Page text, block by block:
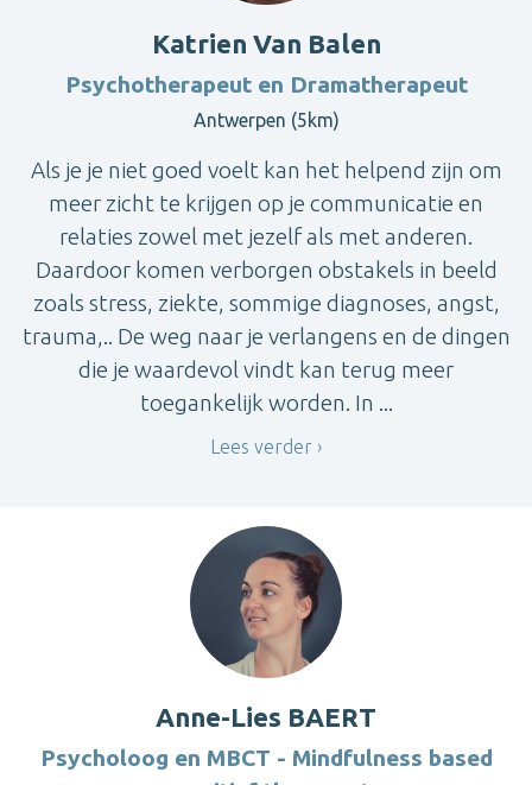
Katrien Van Balen
Psychotherapeut en Dramatherapeut
Antwerpen (5km)
Als je je niet goed voelt kan het helpend zijn om
meer zicht te krijgen op je communicatie en
relaties zowel met jezelf als met anderen.
Daardoor komen verborgen obstakels in beeld
zoals stress, ziekte, sommige diagnoses, angst,
trauma,.. De weg naar je verlangens en de dingen
die je waardevol vindt kan terug meer
toegankelijk worden. In ...
Lees verder
Anne-Lies BAERT
Psycholoog en MBCT - Mindfulness based